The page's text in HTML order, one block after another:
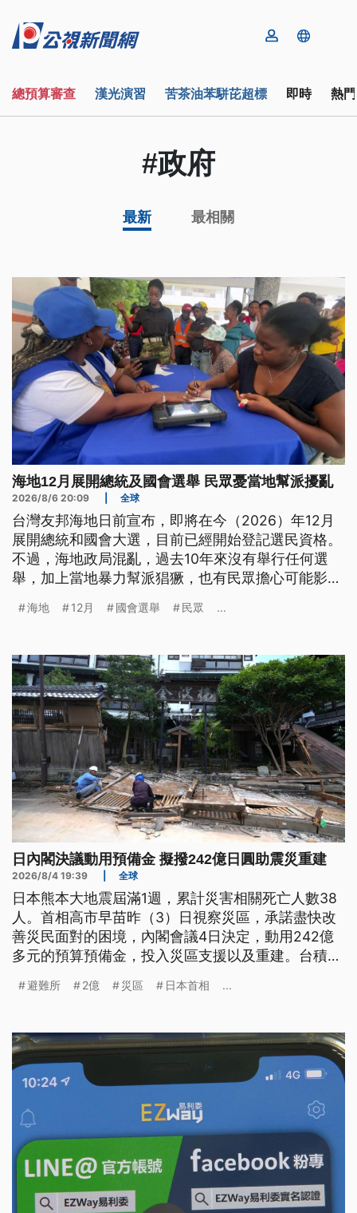
總預算審查 漢光演習 苦茶油苯駢芘超標 即時 熱
#政府
最新 最相關
海地12月展開總統及國會選舉 民眾憂當地幫派擾亂
2026/8/6 20:09 全球
台灣友邦海地日前宣布，即將在今（2026）年12月
展開總統和國會大選，目前已經開始登記選民資格。
不過，海地政局混亂，過去10年來沒有舉行任何選
舉，加上當地暴力幫派猖獗，也有民眾擔心可能影響
海地 12月 國會選舉 民眾 ...
日內閣決議動用預備金 擬撥242億日圓助震災重建
2026/8/4 19:39 全球
日本熊本大地震屆滿1週，累計災害相關死亡人數38
人。首相高市早苗昨（3）日視察災區，承諾盡快改
善災民面對的困境，內閣會議4日決定，動用242億
多元的預算預備金，投入災區支援以及重建。台積電
款2億5000萬日圓，用於賑災行動。
避難所 2億 災區 日本首相 ...